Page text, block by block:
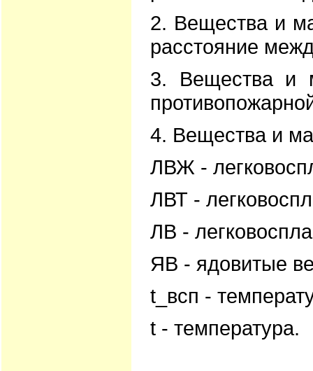
2. Вещества и
расстояние
3. Вещества и
4. Вещества и
ЛВЖ -
ЛВТ -
ЛВ -
ЯВ - ядовитые
t_всп -
t - температура.